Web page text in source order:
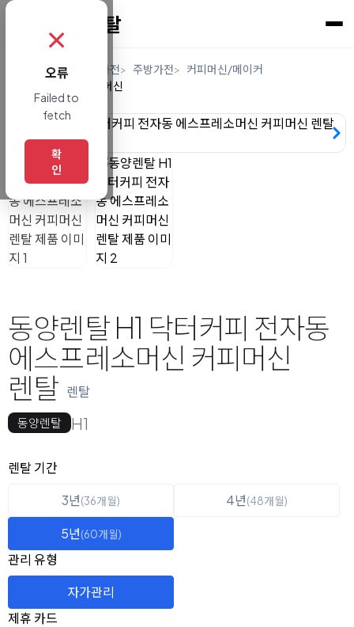
렌탈 디지털/가전 주방가전
커피머신/메이커
업소용에스프레소머신
동양렌탈 H1 닥터커피 전자동
에스프레소머신 커피머신
렌탈 렌탈
동양렌탈 H1
옵션 선택
렌탈 선택
렌탈 기간
3년(36개월) 4년(48개월)
5년(60개월)
관리 유형
자가관리
제휴 카드
✗
오류
Failed to
fetch
확
인